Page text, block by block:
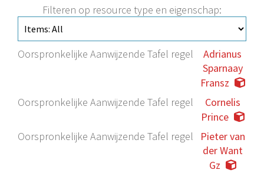
Filteren op resource type en eigenschap:
Oorspronkelijke Aanwijzende Tafel regel
Adrianus
Sparnaay
Fransz
Oorspronkelijke Aanwijzende Tafel regel
Cornelis
Prince
Oorspronkelijke Aanwijzende Tafel regel
Pieter van
der Want
Gz